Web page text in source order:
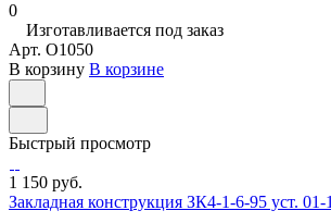
0
Изготавливается под заказ
Арт. O1050
В корзину В корзине
Быстрый просмотр
1 150 руб.
Закладная конструкция ЗК4-1-6-95 уст. 01-